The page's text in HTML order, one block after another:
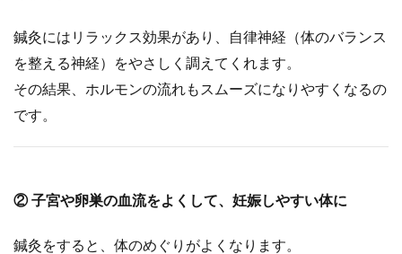
① ス
トレ
スを
モン
れを
鍼灸にはリラックス効果があり、自律神経（体のバランス
を整える神経）をやさしく調えてくれます。
その結果、ホルモンの流れもスムーズになりやすくなるの
です。
② 子宮や卵巣の血流をよくして、妊娠しやすい体に
鍼灸をすると、体のめぐりがよくなります。